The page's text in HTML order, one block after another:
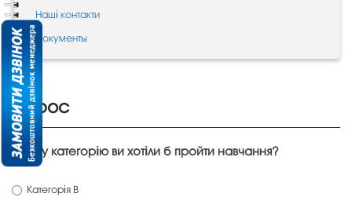
Наші контакти
Документы
Опрос
На яку категорію ви хотіли б пройти навчання?
Категорія В